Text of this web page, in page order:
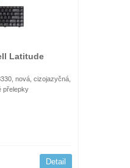
Latitude
nová, cizojazyčná,
přelepky
Detail